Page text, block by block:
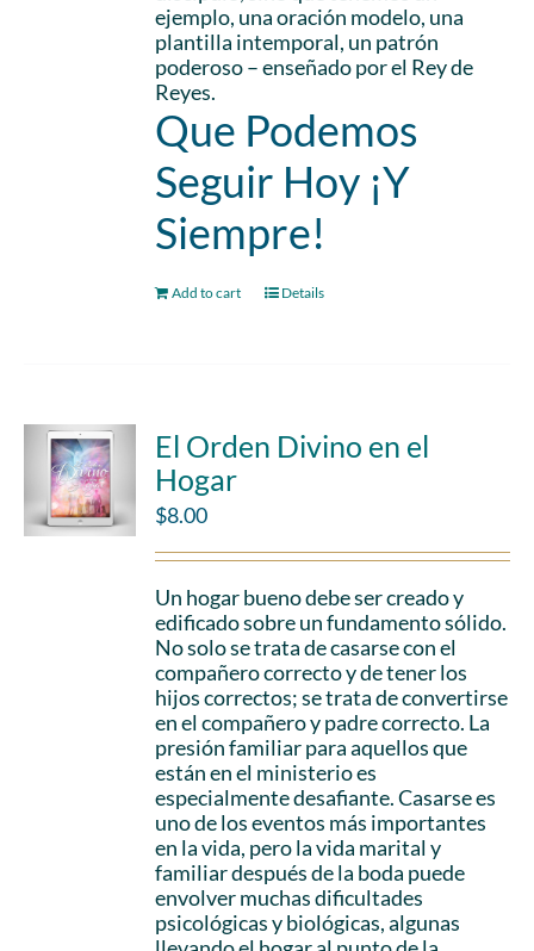
ejemplo, una oración modelo, una
plantilla intemporal, un patrón
poderoso – enseñado por el Rey de
Reyes.
Que Podemos
Seguir Hoy ¡Y
Siempre!
Add to cart Details
El Orden Divino en el
Hogar
$8.00
Un hogar bueno debe ser creado y
edificado sobre un fundamento sólido.
No solo se trata de casarse con el
compañero correcto y de tener los
hijos correctos; se trata de convertirse
en el compañero y padre correcto. La
presión familiar para aquellos que
están en el ministerio es
especialmente desafiante. Casarse es
uno de los eventos más importantes
en la vida, pero la vida marital y
familiar después de la boda puede
envolver muchas dificultades
psicológicas y biológicas, algunas